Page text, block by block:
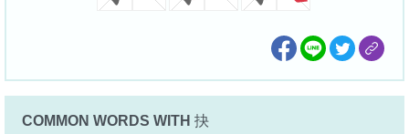
COMMON WORDS WITH 抉